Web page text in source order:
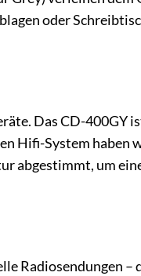
oder
Das CD-400GY
Hifi-System
abgestimmt, um
Radiosendungen –